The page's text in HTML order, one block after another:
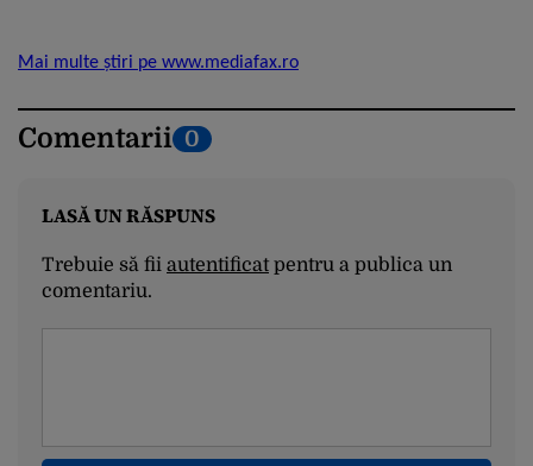
Mai multe știri pe www.mediafax.ro
Comentarii 0
LASĂ UN RĂSPUNS
Trebuie să fii autentificatpentru a publica un
comentariu.